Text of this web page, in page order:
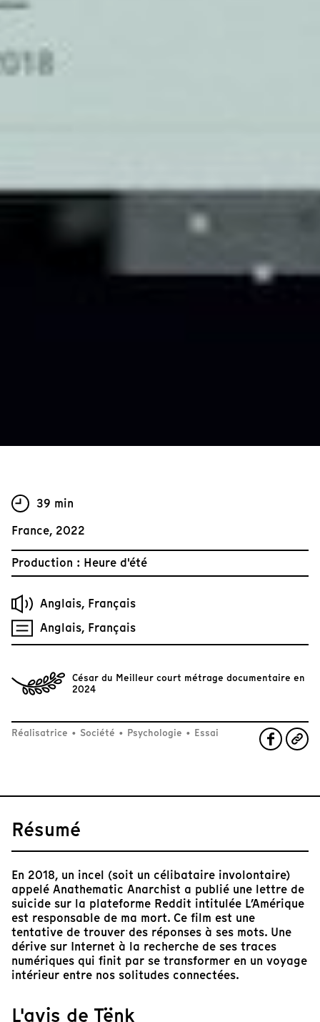
39 min
France, 2022
Production : Heure d'été
Anglais, Français
Anglais, Français
César du Meilleur court métrage documentaire en
2024
Réalisatrice • Société • Psychologie • Essai
Résumé
En 2018, un incel (soit un célibataire involontaire)
appelé Anathematic Anarchist a publié une lettre de
suicide sur la plateforme Reddit intitulée L’Amérique
est responsable de ma mort. Ce film est une
tentative de trouver des réponses à ses mots. Une
dérive sur Internet à la recherche de ses traces
numériques qui finit par se transformer en un voyage
intérieur entre nos solitudes connectées.
L'avis de Tënk